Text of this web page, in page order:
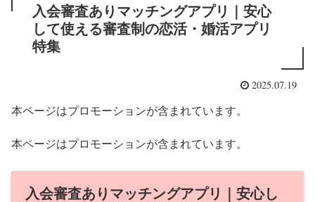
入会審査ありマッチングアプリ｜安心
して使える審査制の恋活・婚活アプリ
特集
2025.07.19
本ページはプロモーションが含まれています。
本ページはプロモーションが含まれています。
入会審査ありマッチングアプリ｜安心し